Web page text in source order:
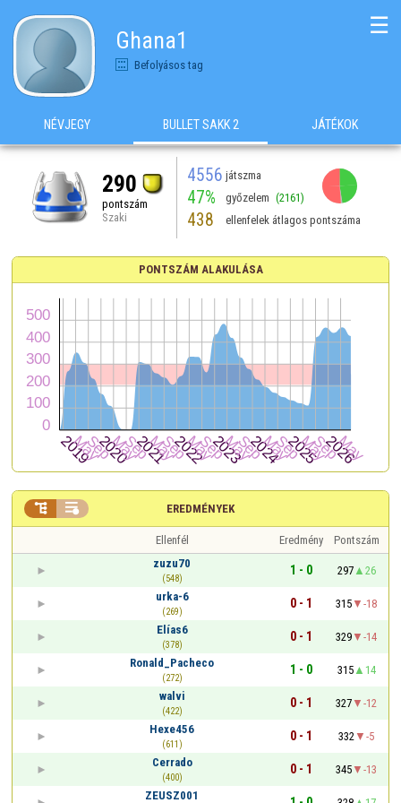
Ghana1
Befolyásos tag
☰
NÉVJEGY BULLET SAKK 2 JÁTÉKOK
290
pontszám
Szaki
4556 játszma
47% győzelem (2161)
438 ellenfelek átlagos pontszáma
PONTSZÁM ALAKULÁSA
EREDMÉNYEK
 
Ellenfél Eredmény
Pontszám
zuzu70
(548)
1 - 0 297
26
urka-6
(269)
0 - 1 315
-18
Elías6
(378)
0 - 1 329
-14
Ronald_Pacheco
(272)
1 - 0 315
14
walvi
(422)
0 - 1 327
-12
Hexe456
(611)
0 - 1 332
-5
Cerrado
(400)
0 - 1 345
-13
ZEUSZ001